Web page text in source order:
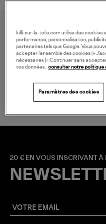
à partir de
20 € EN VOUS INSCRIVANT À
lulli-sur-la-toile.com utilise des cookies
performance, personnalisation,
partenaires tels que Google. Vous
accepter l’ensemble des cookies («
nécessaires (« Continuer sans
vos données, consulter notre politique
Paramètres des cookies